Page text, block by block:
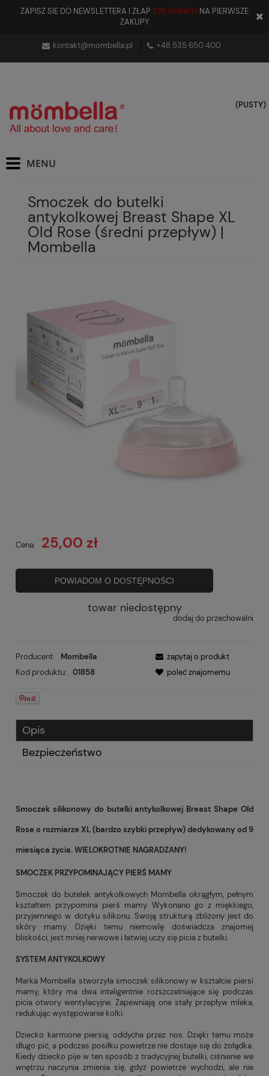
ZAPISZ SIE DO NEWSLETTERA I ZŁAP 10% RABATU NA PIERWSZE
ZAKUPY
kontakt@mombella.pl +48 535 650 400
(PUSTY)
Smoczek do butelki
antykolkowej Breast Shape XL
Old Rose (średni przepływ) |
Mombella
Cena: 25,00 zł
POWIADOM O DOSTĘPNOŚCI
towar niedostępny
dodaj do przechowalni
Producent:
Mombella
Kod produktu:
01858
zapytaj o produkt
poleć znajomemu
Opis
Bezpieczeństwo
Smoczek silikonowy do butelki antykolkowej Breast Shape Old
Rose o rozmiarze XL (bardzo szybki przepływ) dedykowany od 9
miesiąca życia. WIELOKROTNIE NAGRADZANY!
SMOCZEK PRZYPOMINAJĄCY PIERŚ MAMY
Smoczek do butelek antykolkowych Mombella okrągłym, pełnym
kształtem przypomina pierś mamy. Wykonano go z miękkiego,
przyjemnego w dotyku silikonu. Swoją strukturą zbliżony jest do
skóry mamy. Dzięki temu niemowlę doświadcza znajomej
bliskości, jest mniej nerwowe i łatwiej uczy się picia z butelki.
SYSTEM ANTYKOLKOWY
Marka Mombella stworzyła smoczek silikonowy w kształcie piersi
mamy, który ma dwa inteligentnie rozszczelniające się podczas
picia otwory wentylacyjne. Zapewniają one stały przepływ mleka,
redukując występowanie kolki.
Dziecko karmione piersią, oddycha przez nos. Dzięki temu może
długo pić, a podczas posiłku powietrze nie dostaje się do żołądka.
Kiedy dziecko pije w ten sposób z tradycyjnej butelki, ciśnienie we
wnętrzu naczynia zmienia się, gdyż powietrze wychodzi, ale nie